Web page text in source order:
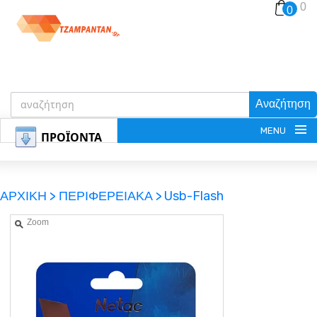
Αναζήτηση
0 0
ΠΡΟΪΟΝΤΑ MENU
ΕΙΣΟΔΟΣ
ΚΑΛΑΘΙ-ΑΓΟΡΩΝ
ΑΡΧΙΚΗ > ΠΕΡΙΦΕΡΕΙΑΚΑ > Usb-Flash
Zoom